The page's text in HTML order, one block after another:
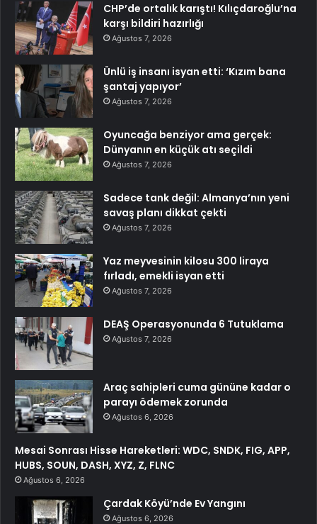
CHP’de ortalık karıştı! Kılıçdaroğlu’na
karşı bildiri hazırlığı
Ağustos 7, 2026
Ünlü iş insanı isyan etti: ‘Kızım bana
şantaj yapıyor’
Ağustos 7, 2026
Oyuncağa benziyor ama gerçek:
Dünyanın en küçük atı seçildi
Ağustos 7, 2026
Sadece tank değil: Almanya’nın yeni
savaş planı dikkat çekti
Ağustos 7, 2026
Yaz meyvesinin kilosu 300 liraya
fırladı, emekli isyan etti
Ağustos 7, 2026
DEAŞ Operasyonunda 6 Tutuklama
Ağustos 7, 2026
Araç sahipleri cuma gününe kadar o
parayı ödemek zorunda
Ağustos 6, 2026
Mesai Sonrası Hisse Hareketleri: WDC, SNDK, FIG, APP,
HUBS, SOUN, DASH, XYZ, Z, FLNC
Ağustos 6, 2026
Çardak Köyü’nde Ev Yangını
Ağustos 6, 2026